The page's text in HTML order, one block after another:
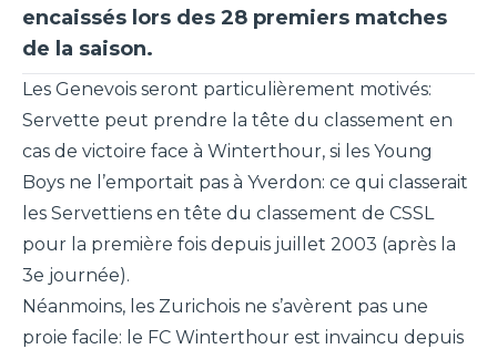
encaissés lors des 28 premiers matches
de la saison.
Les Genevois seront particulièrement motivés:
Servette peut prendre la tête du classement en
cas de victoire face à Winterthour, si les Young
Boys ne l’emportait pas à Yverdon: ce qui classerait
les Servettiens en tête du classement de CSSL
pour la première fois depuis juillet 2003 (après la
3e journée).
Néanmoins, les Zurichois ne s’avèrent pas une
proie facile: le FC Winterthour est invaincu depuis